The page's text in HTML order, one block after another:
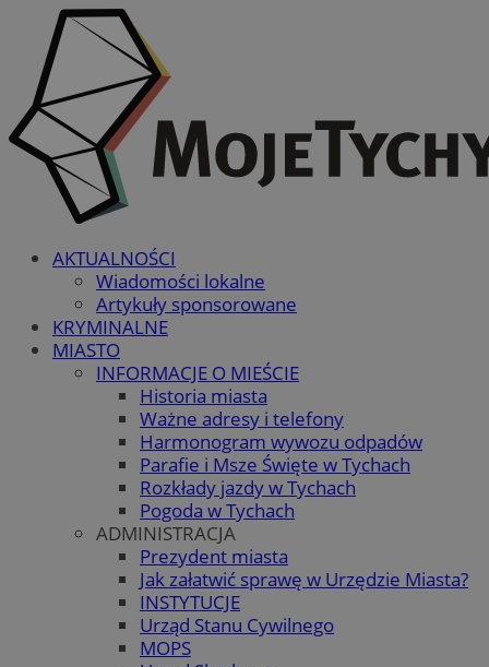
AKTUALNOŚCI
Wiadomości lokalne
Artykuły sponsorowane
KRYMINALNE
MIASTO
INFORMACJE O MIEŚCIE
Historia miasta
Ważne adresy i telefony
Harmonogram wywozu odpadów
Parafie i Msze Święte w Tychach
Rozkłady jazdy w Tychach
Pogoda w Tychach
ADMINISTRACJA
Prezydent miasta
Jak załatwić sprawę w Urzędzie Miasta?
INSTYTUCJE
Urząd Stanu Cywilnego
MOPS